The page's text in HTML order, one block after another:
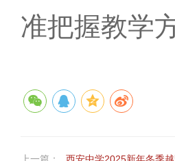
准把握教学